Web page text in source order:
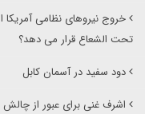
خروج نیروهای نظامی آمریکا
تحت الشعاع قرار می دهد؟
دود سفید در آسمان کابل
اشرف غنی برای عبور از چالش